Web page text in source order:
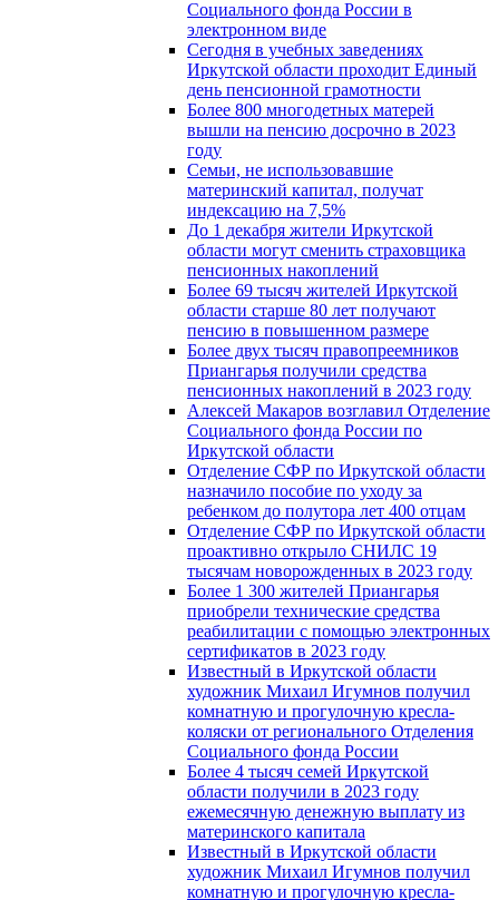
Социального фонда России в
электронном виде
Сегодня в учебных заведениях
Иркутской области проходит Единый
день пенсионной грамотности
Более 800 многодетных матерей
вышли на пенсию досрочно в 2023
году
Семьи, не использовавшие
материнский капитал, получат
индексацию на 7,5%
До 1 декабря жители Иркутской
области могут сменить страховщика
пенсионных накоплений
Более 69 тысяч жителей Иркутской
области старше 80 лет получают
пенсию в повышенном размере
Более двух тысяч правопреемников
Приангарья получили средства
пенсионных накоплений в 2023 году
Алексей Макаров возглавил Отделение
Социального фонда России по
Иркутской области
Отделение СФР по Иркутской области
назначило пособие по уходу за
ребенком до полутора лет 400 отцам
Отделение СФР по Иркутской области
проактивно открыло СНИЛС 19
тысячам новорожденных в 2023 году
Более 1 300 жителей Приангарья
приобрели технические средства
реабилитации с помощью электронных
сертификатов в 2023 году
Известный в Иркутской области
художник Михаил Игумнов получил
комнатную и прогулочную кресла-
коляски от регионального Отделения
Социального фонда России
Более 4 тысяч семей Иркутской
области получили в 2023 году
ежемесячную денежную выплату из
материнского капитала
Известный в Иркутской области
художник Михаил Игумнов получил
комнатную и прогулочную кресла-